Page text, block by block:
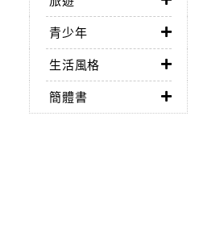
青少年
生活風格
簡體書